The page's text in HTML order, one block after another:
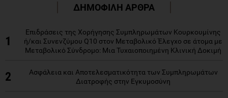
ΔΗΜΟΦΙΛΗ ΑΡΘΡΑ
1
Επιδράσεις της Χορήγησης Συμπληρωμάτων Κουρκουμίνης
ή/και Συνενζύμου Q10 στον Μεταβολικό Έλεγχο σε άτομα με
Μεταβολικό Σύνδρομο: Μια Τυχαιοποιημένη Κλινική Δοκιμή
2
Ασφάλεια και Αποτελεσματικότητα των Συμπληρωμάτων
Διατροφής στην Εγκυμοσύνη